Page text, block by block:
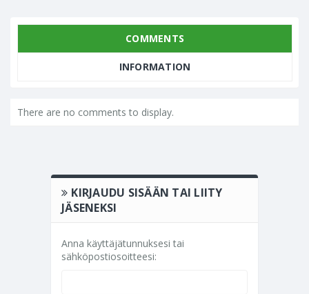
COMMENTS
INFORMATION
There are no comments to display.
KIRJAUDU SISÄÄN TAI LIITY
JÄSENEKSI
Anna käyttäjätunnuksesi tai
sähköpostiosoitteesi: